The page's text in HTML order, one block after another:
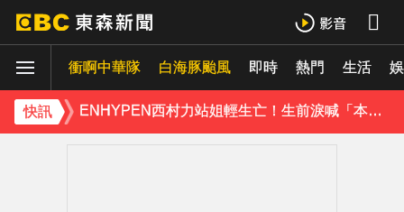
衝啊中華隊 白海豚颱風 即時 熱門 生活
快訊
羅美玲連生三胎！自爆與尪「2年沒接吻」白家綺急拱放閃
ENHYPEN西村力站姐輕生亡！生前淚喊「本想再活久點」粉絲怒轟：別再差別對待